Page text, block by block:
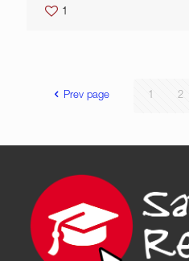
1
Prev page 1 2